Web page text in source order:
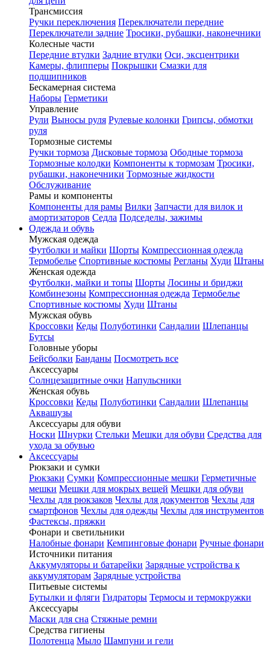
Трансмиссия
Ручки переключения Переключатели передние
Переключатели задние Тросики, рубашки, наконечники
Колесные части
Передние втулки Задние втулки Оси, эксцентрики
Камеры, флипперы Покрышки Смазки для
подшипников
Бескамерная система
Наборы Герметики
Управление
Рули Выносы руля Рулевые колонки Грипсы, обмотки
руля
Тормозные системы
Ручки тормоза Дисковые тормоза Ободные тормоза
Тормозные колодки Компоненты к тормозам Тросики,
рубашки, наконечники Тормозные жидкости
Обслуживание
Рамы и компоненты
Компоненты для рамы Вилки Запчасти для вилок и
амортизаторов Седла Подседелы, зажимы
Одежда и обувь
Мужская одежда
Футболки и майки Шорты Компрессионная одежда
Термобелье Спортивные костюмы Регланы Худи Штаны
Женская одежда
Футболки, майки и топы Шорты Лосины и бриджи
Комбинезоны Компрессионная одежда Термобелье
Спортивные костюмы Худи Штаны
Мужская обувь
Кроссовки Кеды Полуботинки Сандалии Шлепанцы
Бутсы
Головные уборы
Бейсболки Банданы Посмотреть все
Аксессуары
Солнцезащитные очки Напульсники
Женская обувь
Кроссовки Кеды Полуботинки Сандалии Шлепанцы
Аквашузы
Аксессуары для обуви
Носки Шнурки Стельки Мешки для обуви Средства для
ухода за обувью
Аксессуары
Рюкзаки и сумки
Рюкзаки Сумки Компрессионные мешки Герметичные
мешки Мешки для мокрых вещей Мешки для обуви
Чехлы для рюкзаков Чехлы для документов Чехлы для
смартфонов Чехлы для одежды Чехлы для инструментов
Фастексы, пряжки
Фонари и светильники
Налобные фонари Кемпинговые фонари Ручные фонари
Источники питания
Аккумуляторы и батарейки Зарядные устройства к
аккумуляторам Зарядные устройства
Питьевые системы
Бутылки и фляги Гидраторы Термосы и термокружки
Аксессуары
Маски для сна Стяжные ремни
Средства гигиены
Полотенца Мыло Шампуни и гели